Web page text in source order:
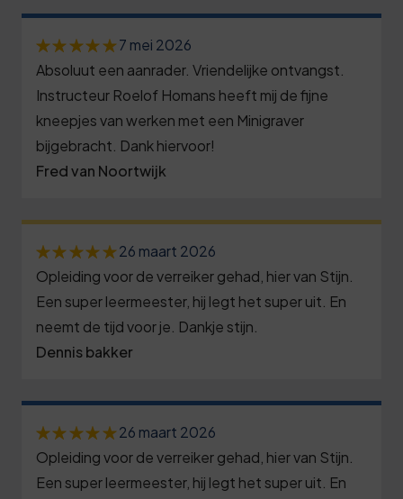
7 mei 2026
Absoluut een aanrader. Vriendelijke ontvangst.
Instructeur Roelof Homans heeft mij de fijne
kneepjes van werken met een Minigraver
bijgebracht. Dank hiervoor!
Fred van Noortwijk
26 maart 2026
Opleiding voor de verreiker gehad, hier van Stijn.
Een super leermeester, hij legt het super uit. En
neemt de tijd voor je. Dankje stijn.
Dennis bakker
26 maart 2026
Opleiding voor de verreiker gehad, hier van Stijn.
Een super leermeester, hij legt het super uit. En
0
2
3
4
4
7
0
3
7
0
3
6
9
2
8
1
4
8
9
9
0
1
1
2
3
3
4
6
6
7
2
7
2
8
3
8
3
8
3
4
9
5
6
7
8
9
1
2
3
4
7
8
9
0
5
0
5
0
6
1
6
1
6
1
6
1